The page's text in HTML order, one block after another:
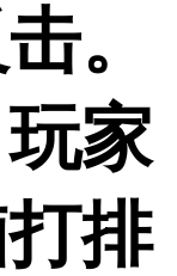
。
家
排